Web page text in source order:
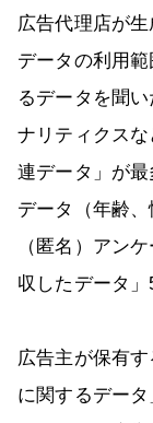
広告代理店が
データの利用
るデータを聞
ナリティクス
連データ」が
データ（年齢
（匿名）アン
収したデータ」
広告主が保有
に関するデー